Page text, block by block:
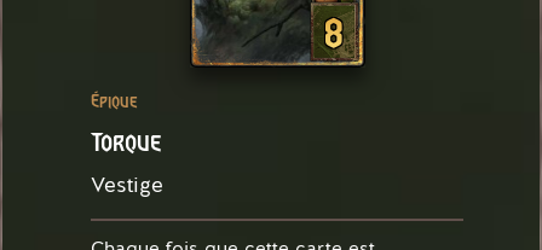
8
Épique
Torque
Vestige